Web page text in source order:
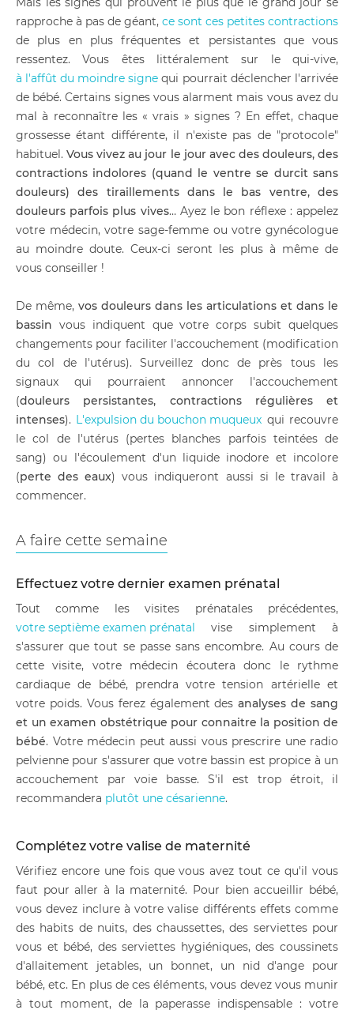
rapproche à pas de géant, ce sont ces petites contractions
de plus en plus fréquentes et persistantes que vous
ressentez. Vous êtes littéralement sur le qui-vive,
à l'affût du moindre signe qui pourrait déclencher l'arrivée
de bébé. Certains signes vous alarment mais vous avez du
mal à reconnaître les « vrais » signes ? En effet, chaque
grossesse étant différente, il n'existe pas de "protocole"
habituel.Vous vivez au jour le jour avec des douleurs, des
contractions indolores (quand le ventre se durcit sans
douleurs) des tiraillements dans le bas ventre, des
douleurs parfois plus vives… Ayez le bon réflexe : appelez
votre médecin, votre sage-femme ou votre gynécologue
au moindre doute. Ceux-ci seront les plus à même de
vous conseiller !
De même, vos douleurs dans les articulations et dans le
bassin vous indiquent que votre corps subit quelques
changements pour faciliter l'accouchement (modification
du col de l'utérus). Surveillez donc de près tous les
signaux qui pourraient annoncer l'accouchement
(douleurs persistantes, contractions régulières et
intenses). L'expulsion du bouchon muqueux qui recouvre
le col de l'utérus (pertes blanches parfois teintées de
sang) ou l'écoulement d'un liquide inodore et incolore
(perte des eaux) vous indiqueront aussi si le travail à
commencer.
A faire cette semaine
Effectuez votre dernier examen prénatal
Tout comme les visites prénatales précédentes,
votre septième examen prénatal vise simplement à
s'assurer que tout se passe sans encombre. Au cours de
cette visite, votre médecin écoutera donc le rythme
cardiaque de bébé, prendra votre tension artérielle et
votre poids. Vous ferez également desanalyses de sang
et un examen obstétrique pour connaitre la position de
bébé. Votre médecin peut aussi vous prescrire une radio
pelvienne pour s'assurer que votre bassin est propice à un
accouchement par voie basse. S'il est trop étroit, il
recommandera plutôt une césarienne.
Complétez votre valise de maternité
Vérifiez encore une fois que vous avez tout ce qu'il vous
faut pour aller à la maternité. Pour bien accueillir bébé,
vous devez inclure à votre valise différents effets comme
des habits de nuits, des chaussettes, des serviettes pour
vous et bébé, des serviettes hygiéniques, des coussinets
d'allaitement jetables, un bonnet, un nid d'ange pour
bébé, etc. En plus de ces éléments, vous devez vous munir
à tout moment, de la paperasse indispensable : votre